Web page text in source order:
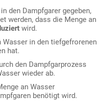
den Dampfgarer gegeben,
werden, dass die Menge an
wird.
Wasser in den tiefgefrorenen
hat.
den Dampfgarprozess
wieder ab.
an Wasser
benötigt wird.